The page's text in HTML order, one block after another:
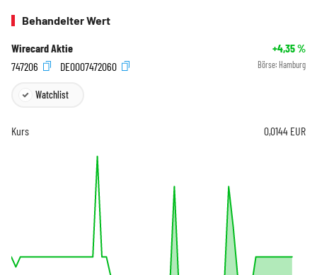
Behandelter Wert
Wirecard Aktie +4,35%
747206
DE0007472060 Börse: Hamburg
Watchlist
Kurs 0,0144 EUR